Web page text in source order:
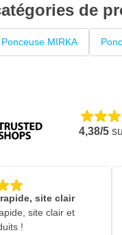
de
Ponceuse MIRKA
4,38/5
site clair
site clair et
!